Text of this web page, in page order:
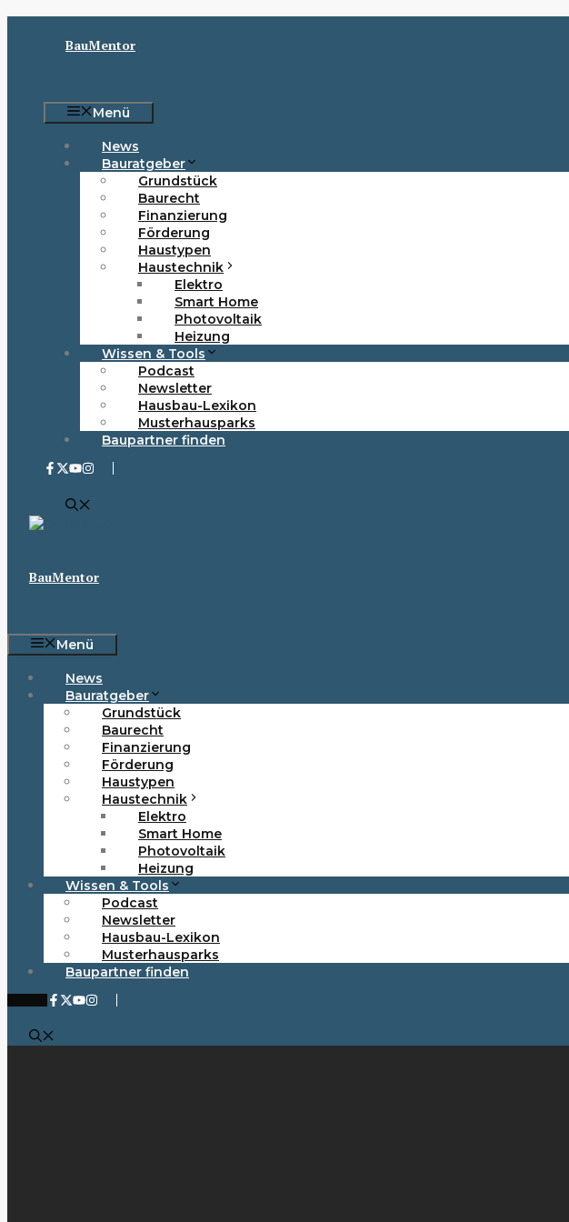
BauMentor
Menü
News
Bauratgeber
Grundstück
Baurecht
Finanzierung
Förderung
Haustypen
Haustechnik
Elektro
Smart Home
Photovoltaik
Heizung
Wissen & Tools
Podcast
Newsletter
Hausbau-Lexikon
Musterhausparks
Baupartner finden
BauMentor
Menü
News
Bauratgeber
Grundstück
Baurecht
Finanzierung
Förderung
Haustypen
Haustechnik
Elektro
Smart Home
Photovoltaik
Heizung
Wissen & Tools
Podcast
Newsletter
Hausbau-Lexikon
Musterhausparks
Baupartner finden